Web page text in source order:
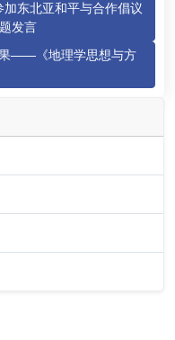
加东北亚和平与合作倡议
发言
——《地理学思想与方